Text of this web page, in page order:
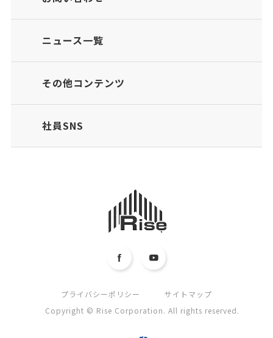
ニュース一覧
その他コンテンツ
社員SNS
プライバシーポリシー
サイトマップ
Copyright © Rise Corporation. All rights reserved.